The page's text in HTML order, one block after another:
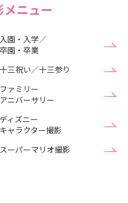
ニュー
入園・入学／
卒園・卒業
十三祝い／十三参り
ファミリー
アニバーサリー
ディズニー
キャラクター撮影
スーパーマリオ撮影